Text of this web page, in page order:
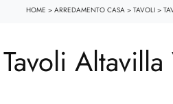
HOME > ARREDAMENTO CASA> TAVOLI>
Tavoli